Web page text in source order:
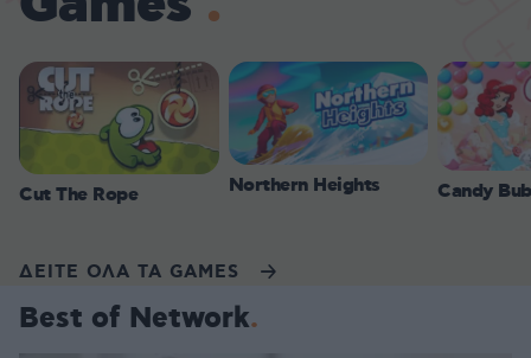
Cut The Rope Northern Heights Candy
ΔΕΙΤΕ ΟΛΑ ΤΑ GAMES
Best of Network